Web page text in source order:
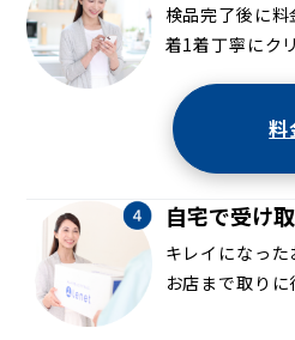
検品完了後に
着1着丁寧にク
料
自宅で受け
キレイになった
お店まで取りに